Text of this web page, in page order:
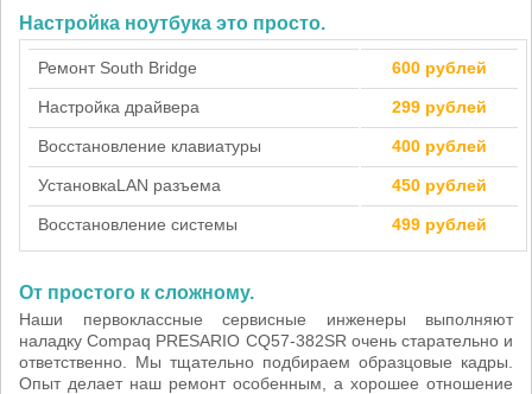
Настройка ноутбука это просто.
Ремонт South Bridge 600 рублей
Настройка драйвера 299 рублей
Восстановление клавиатуры 400 рублей
УстановкаLAN разъема 450 рублей
Восстановление системы 499 рублей
От простого к сложному.
Наши первоклассные сервисные инженеры выполняют
наладку Compaq PRESARIO CQ57-382SR очень старательно и
ответственно. Мы тщательно подбираем образцовые кадры.
Опыт делает наш ремонт особенным, а хорошее отношение